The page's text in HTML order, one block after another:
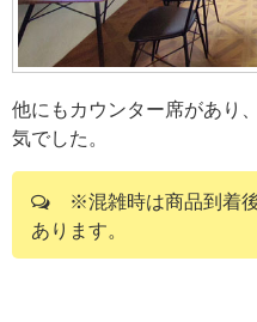
他にもカウンター席があり
気でした。
※混雑時は商品到着
あります。